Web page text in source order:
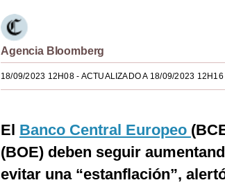
Agencia Bloomberg
18/09/2023 12H08- ACTUALIZADO A 18/09/2023 12H16
El Banco Central Europeo
(BOE) deben seguir
evitar una “estanflación”,